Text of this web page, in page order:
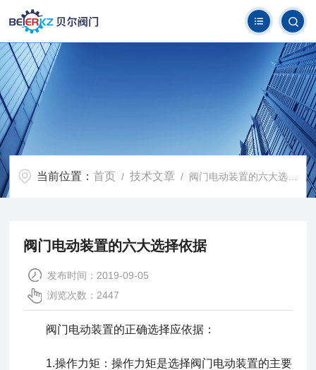
当前位置：首页 /技术文章 / 阀门电动装置的六大选择依据
阀门电动装置的六大选择依据
发布时间：2019-09-05
浏览次数：2447
阀门电动装置的正确选择应依据：
1.操作力矩：操作力矩是选择阀门电动装置的主要